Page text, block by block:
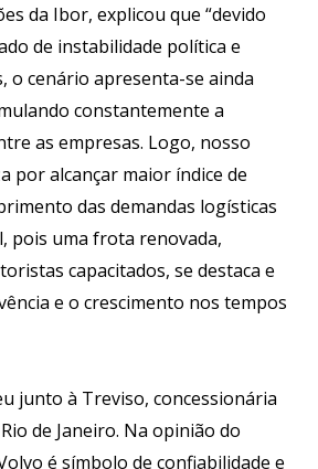
da Ibor, explicou que “devido
de instabilidade política e
o cenário apresenta-se ainda
constantemente a
as empresas. Logo, nosso
por alcançar maior índice de
das demandas logísticas
pois uma frota renovada,
capacitados, se destaca e
e o crescimento nos tempos
junto à Treviso, concessionária
de Janeiro. Na opinião do
é símbolo de confiabilidade e